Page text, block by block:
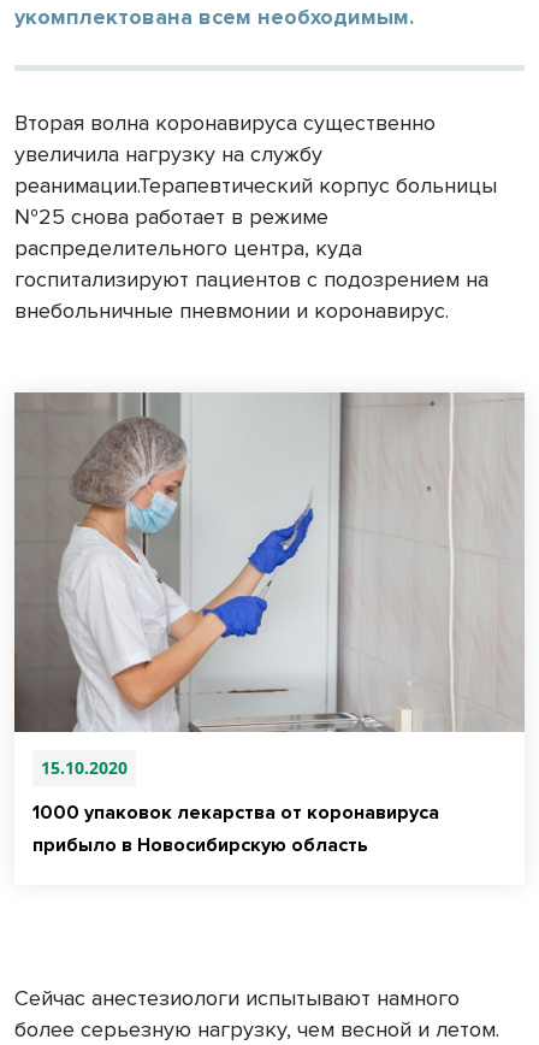
укомплектована всем необходимым.
Вторая волна коронавируса существенно
увеличила нагрузку на службу
реанимации.Терапевтический корпус больницы
№25 снова работает в режиме
распределительного центра, куда
госпитализируют пациентов с подозрением на
внебольничные пневмонии и коронавирус.
15.10.2020
1000 упаковок лекарства от коронавируса
прибыло в Новосибирскую область
Сейчас анестезиологи испытывают намного
более серьезную нагрузку, чем весной и летом.